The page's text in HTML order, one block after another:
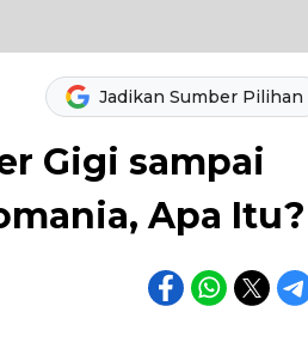
Jadikan Sumber Pilihan
Gigi sampai
Apa Itu?